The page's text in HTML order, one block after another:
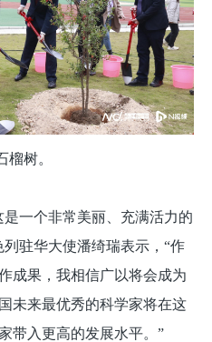
榴树。
一个非常美丽、充满活力的
驻华大使潘绮瑞表示，“作
成果，我相信广以将会成为
未来最优秀的科学家将在这
带入更高的发展水平。”